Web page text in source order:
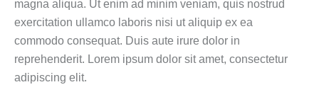
magna aliqua. Ut enim ad minim veniam, quis nostrud
exercitation ullamco laboris nisi ut aliquip ex ea
commodo consequat. Duis aute irure dolor in
reprehenderit. Lorem ipsum dolor sit amet, consectetur
adipiscing elit.